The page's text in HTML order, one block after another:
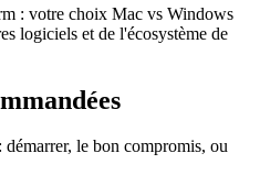
: votre choix Mac vs Windows
logiciels et de l'écosystème de
le bon compromis, ou